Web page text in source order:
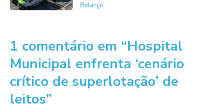
Balanço
1 comentário em “Hospital
Municipal enfrenta ‘cenário
crítico de superlotação’ de
leitos”